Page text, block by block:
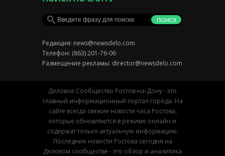
Редакция: news@newsdelo.com
Телефон: (863) 201-76-06
Размещение рекламы: director@newsdelo.com
Деловое Сообщество Ростов-на-Дону - это
главный информационный портал города. На
сайте всегда свежие новости часа Ростова,
которые обновляются в режиме онлайн и
содержат только актуальную информацию.
Последние новости Ростова сегодня на
Деловом сообществе - это обзор и аналитика